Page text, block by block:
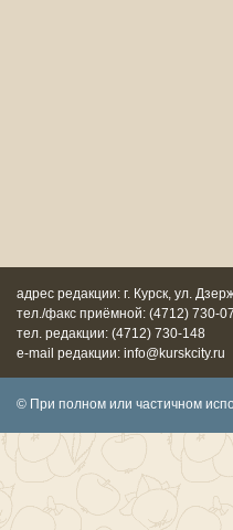
адрес редакции: г. Курск, ул.
тел./факс приёмной: (4712) 730-
тел. редакции: (4712) 730-148
e-mail редакции: info@kurskcity.ru
© При полном или частичном